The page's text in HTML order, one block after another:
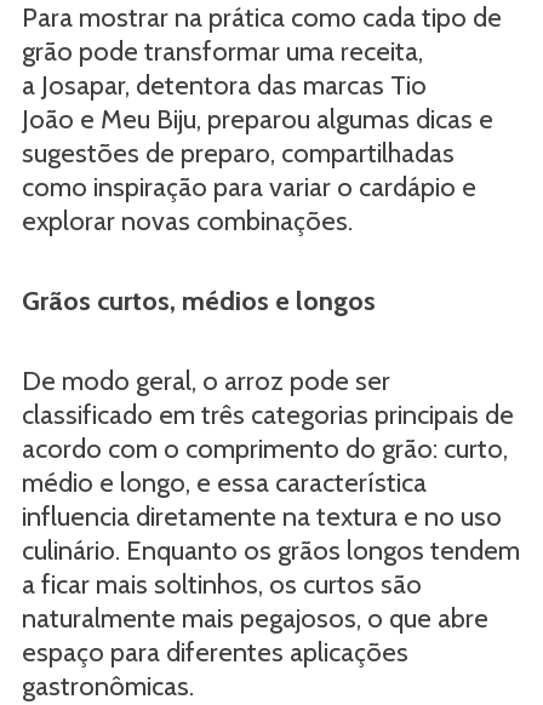
Para mostrar na prática como cada tipo de
grão pode transformar uma receita,
a Josapar, detentora das marcas Tio
João e Meu Biju, preparou algumas dicas e
sugestões de preparo, compartilhadas
como inspiração para variar o cardápio e
explorar novas combinações.
Grãos curtos, médios e longos
De modo geral, o arroz pode ser
classificado em três categorias principais de
acordo com o comprimento do grão: curto,
médio e longo, e essa característica
influencia diretamente na textura e no uso
culinário. Enquanto os grãos longos tendem
a ficar mais soltinhos, os curtos são
naturalmente mais pegajosos, o que abre
espaço para diferentes aplicações
gastronômicas.